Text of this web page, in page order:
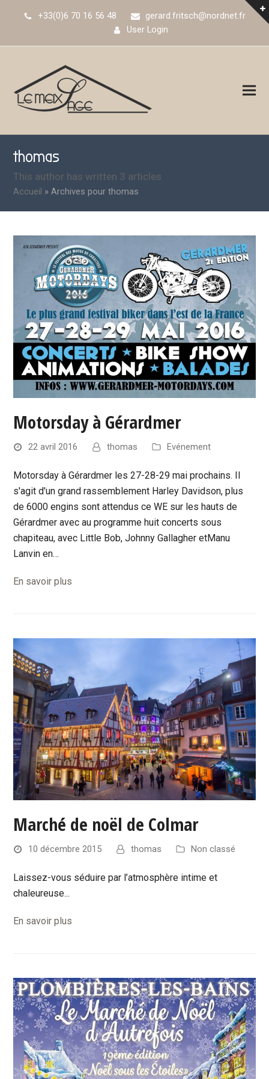
+33(0)6 70 16 56 48
gerard.fritsch@nordnet.fr
User Login
thomas
This author has written 3 articles
Accueil »Archives pour thomas
Motorsday à Gérardmer
22 avril 2016 thomas Evénement
Motorsday à Gérardmer les 27-28-29 mai prochains. Il
s'agit d'un grand rassemblement Harley Davidson, plus
de 6000 engins sont attendus ce WE sur les hauts de
Gérardmer avec au programme huit concerts sous
chapiteau, avec Little Bob, Johnny Gallagher etManu
Lanvin en…
En savoir plus
Marché de noël de Colmar
10 décembre 2015 thomas Non classé
Laissez-vous séduire par l’atmosphère intime et
chaleureuse...
En savoir plus